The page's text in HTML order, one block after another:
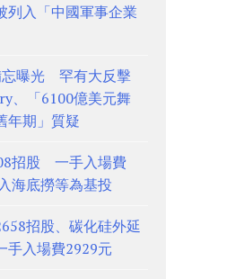
列入「中國軍事企業
忘曝光 罕有大反擊
、「6100億美元舞
年期」質疑
招股 一手入場費
海底撈等為基投
招股、碳化硅外延
入場費2929元